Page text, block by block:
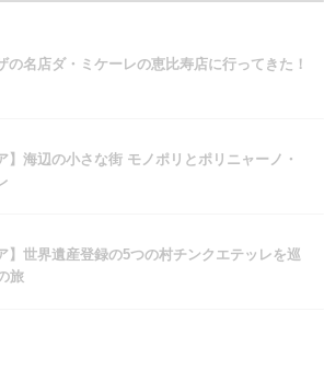
の名店ダ・ミケーレの恵比寿店に行ってきた！
】海辺の小さな街 モノポリとポリニャーノ・
】世界遺産登録の5つの村チンクエテッレを巡
旅